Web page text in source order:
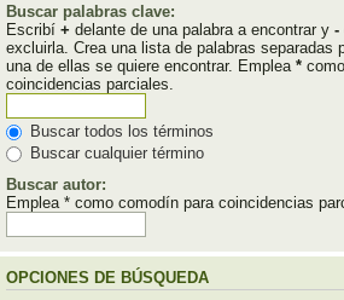
Buscar palabras clave:
Escribí + delante de una palabra a encontrar y -
excluirla. Crea una lista de palabras separadas
una de ellas se quiere encontrar. Emplea *
coincidencias parciales.
Buscar todos los términos
Buscar cualquier término
Buscar autor:
Emplea * como comodín para coincidencias
OPCIONES DE BÚSQUEDA